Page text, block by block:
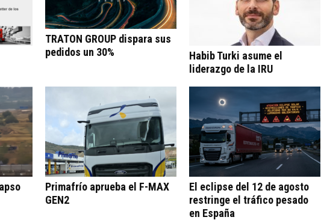
TRATON GROUP dispara sus
pedidos un 30%
Habib Turki asume el
liderazgo de la IRU
Primafrío aprueba el F-MAX
GEN2
El eclipse del 12 de agosto
restringe el tráfico pesado
en España